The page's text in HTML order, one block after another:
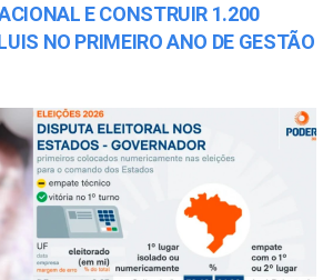
E CONSTRUIR 1.200
NO PRIMEIRO ANO DE GESTÃO